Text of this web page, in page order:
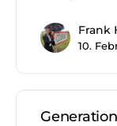
Frank
10.
Generation